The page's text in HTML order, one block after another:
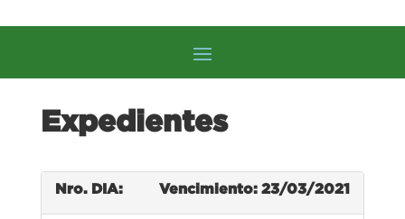
Expedientes
Nro. DIA: Vencimiento: 23/03/2021